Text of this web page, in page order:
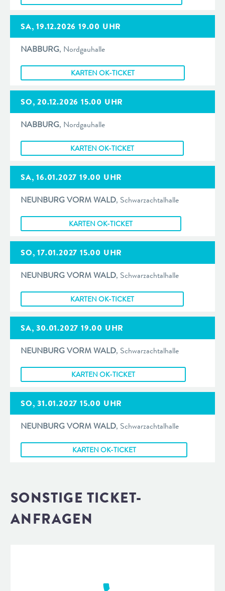
SA, 19.12.2026 19.00 UHR
NABBURG, Nordgauhalle
KARTEN OK-TICKET
SO, 20.12.2026 15.00 UHR
NABBURG, Nordgauhalle
KARTEN OK-TICKET
SA, 16.01.2027 19.00 UHR
NEUNBURG VORM WALD, Schwarzachtalhalle
KARTEN OK-TICKET
SO, 17.01.2027 15.00 UHR
NEUNBURG VORM WALD, Schwarzachtalhalle
KARTEN OK-TICKET
SA, 30.01.2027 19.00 UHR
NEUNBURG VORM WALD, Schwarzachtalhalle
KARTEN OK-TICKET
SO, 31.01.2027 15.00 UHR
NEUNBURG VORM WALD, Schwarzachtalhalle
KARTEN OK-TICKET
SONSTIGE TICKET-
ANFRAGEN